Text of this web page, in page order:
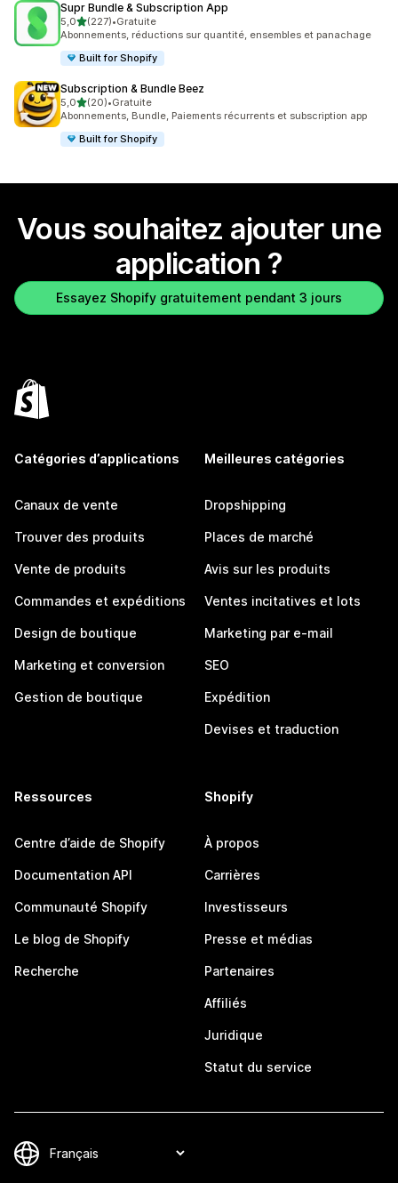
Supr Bundle & Subscription App
5,0étoile(s) sur 5
(227)
227 avis au total
•Gratuite
Abonnements, réductions sur quantité, ensembles et panachage
Built for Shopify
Subscription & Bundle Beez
5,0étoile(s) sur 5
(20)
20 avis au total
•Gratuite
Abonnements, Bundle, Paiements récurrents et subscription app
Built for Shopify
Vous souhaitez ajouter une
application ?
Essayez Shopify gratuitement pendant 3 jours
Catégories d’applications
Canaux de vente
Trouver des produits
Vente de produits
Commandes et expéditions
Design de boutique
Marketing et conversion
Gestion de boutique
Meilleures catégories
Dropshipping
Places de marché
Avis sur les produits
Ventes incitatives et lots
Marketing par e-mail
SEO
Expédition
Devises et traduction
Ressources
Centre d’aide de Shopify
Documentation API
Communauté Shopify
Le blog de Shopify
Recherche
Shopify
À propos
Carrières
Investisseurs
Presse et médias
Partenaires
Affiliés
Juridique
Statut du service